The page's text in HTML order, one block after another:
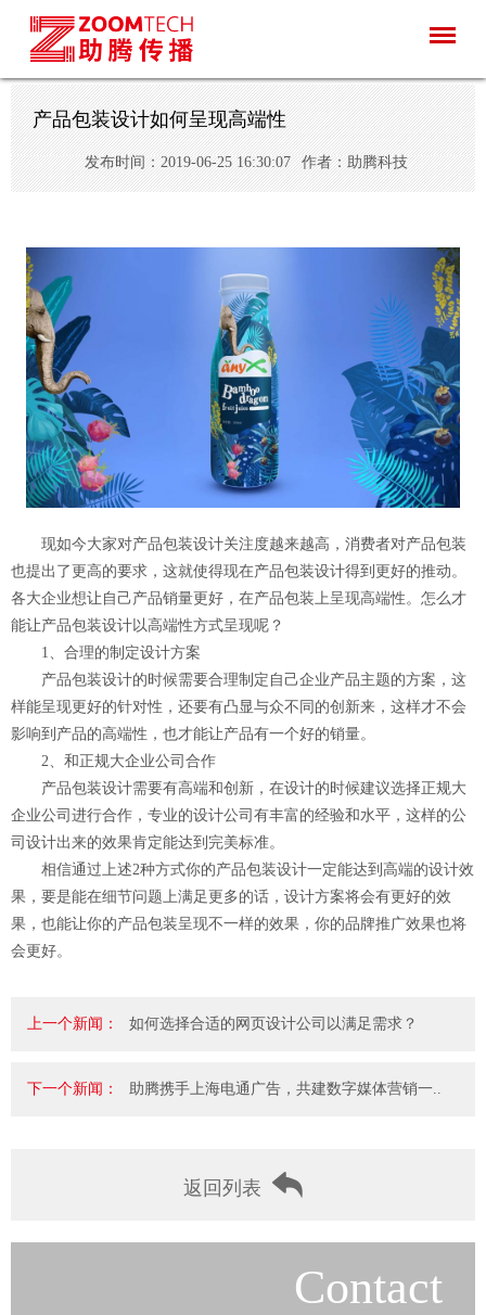
产品包装设计如何呈现高端性
发布时间：2019-06-25 16:30:07 作者：助腾科技
现如今大家对产品包装设计关注度越来越高，消费者对产品包装
也提出了更高的要求，这就使得现在产品包装设计得到更好的推动。
各大企业想让自己产品销量更好，在产品包装上呈现高端性。怎么才
能让产品包装设计以高端性方式呈现呢？
1、合理的制定设计方案
产品包装设计的时候需要合理制定自己企业产品主题的方案，这
样能呈现更好的针对性，还要有凸显与众不同的创新来，这样才不会
影响到产品的高端性，也才能让产品有一个好的销量。
2、和正规大企业公司合作
产品包装设计需要有高端和创新，在设计的时候建议选择正规大
企业公司进行合作，专业的设计公司有丰富的经验和水平，这样的公
司设计出来的效果肯定能达到完美标准。
相信通过上述2种方式你的产品包装设计一定能达到高端的设计效
果，要是能在细节问题上满足更多的话，设计方案将会有更好的效
果，也能让你的产品包装呈现不一样的效果，你的品牌推广效果也将
会更好。
上一个新闻： 如何选择合适的网页设计公司以满足需求？
下一个新闻： 助腾携手上海电通广告，共建数字媒体营销一..
返回列表
Contact